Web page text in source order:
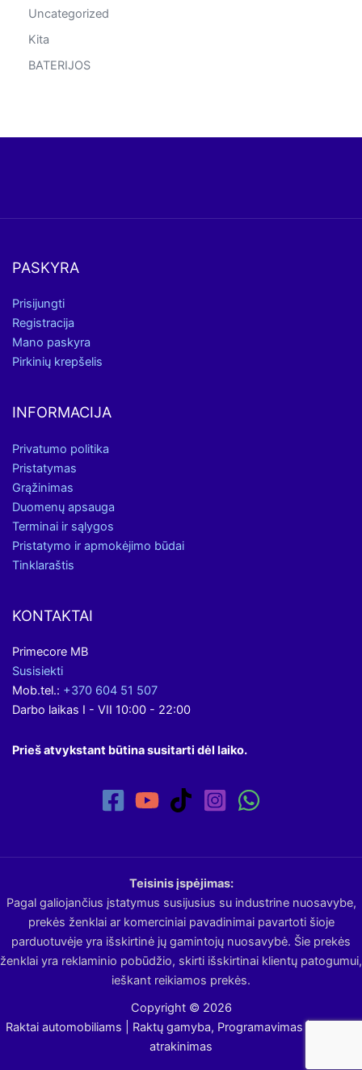
Uncategorized
Kita
BATERIJOS
PASKYRA
Prisijungti
Registracija
Mano paskyra
Pirkinių krepšelis
INFORMACIJA
Privatumo politika
Pristatymas
Grąžinimas
Duomenų apsauga
Terminai ir sąlygos
Pristatymo ir apmokėjimo būdai
Tinklaraštis
KONTAKTAI
Primecore MB
Susisiekti
Mob.tel.: +370 604 51 507
Darbo laikas I - VII 10:00 - 22:00
Prieš atvykstant būtina susitarti dėl laiko.
Teisinis įspėjimas:
Pagal galiojančius įstatymus susijusius su industrine nuosavybe,
prekės ženklai ar komerciniai pavadinimai pavartoti šioje
parduotuvėje yra išskirtinė jų gamintojų nuosavybė. Šie prekės
ženklai yra reklaminio pobūdžio, skirti išskirtinai klientų patogumui,
ieškant reikiamos prekės.
Copyright © 2026
Raktai automobiliams | Raktų gamyba, Programavimas | Avarinis
atrakinimas